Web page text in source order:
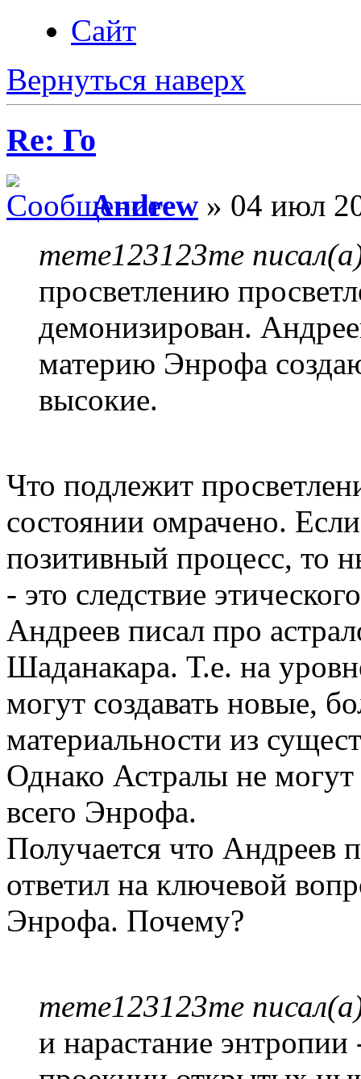
Сайт
Вернуться наверх
Re: Го
Andrew » 04 июл
meme123123me
просветлению
демонизирован.
материю Энрофа
высокие.
Что подлежит
состоянии омрачено.
позитивный процесс, то
- это следствие
Андреев писал про
Шаданакара. Т.е. на
могут создавать новые,
материальности из
Однако Астралы не могут
всего Энрофа.
Получается что Андреев
ответил на ключевой
Энрофа. Почему?
meme123123me
и нарастание энтропии